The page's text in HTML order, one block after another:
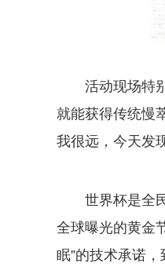
活动现场特
就能获得传统慢
我很远，今天发
世界杯是全
全球曝光的黄金
眠”的技术承诺